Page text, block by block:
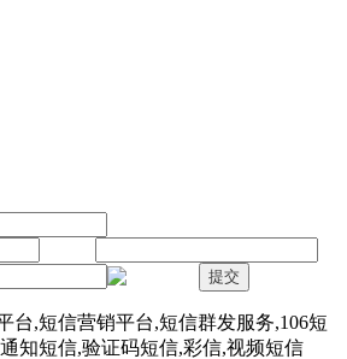
提交
台,短信营销平台,短信群发服务,106短
知短信,验证码短信,彩信,视频短信